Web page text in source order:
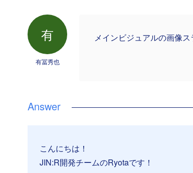
有
有冨秀也
メインビジュアルの画像
こんにちは！
JIN:R開発チームのRyotaです！